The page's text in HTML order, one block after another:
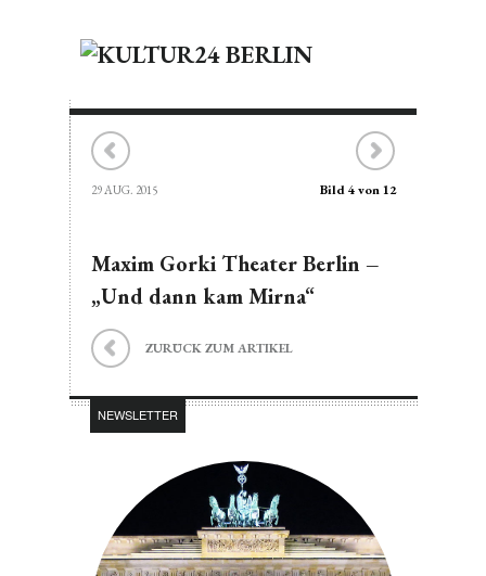
29 AUG. 2015 Bild 4 von 12
Maxim Gorki Theater Berlin –
„Und dann kam Mirna“
ZURÜCK ZUM ARTIKEL
NEWSLETTER